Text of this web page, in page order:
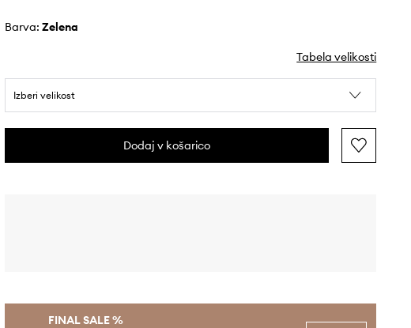
Barva: zelena
Tabela velikosti
Izberi velikost
Dodaj v košarico
FINAL SALE %